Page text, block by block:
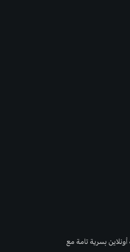
بسرية تامة مع